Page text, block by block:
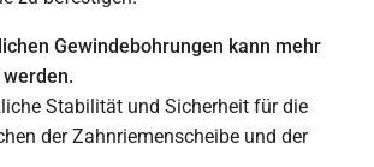
Gewindebohrungen kann mehr
Stabilität und Sicherheit für die
der Zahnriemenscheibe und der